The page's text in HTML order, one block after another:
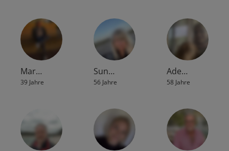
Mar…
39 Jahre
Sun…
56 Jahre
Ade…
58 Jahre